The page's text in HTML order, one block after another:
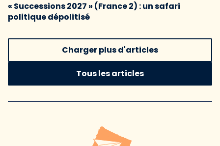
« Successions 2027 » (France 2) : un safari
politique dépolitisé
Charger plus d'articles
Tous les articles